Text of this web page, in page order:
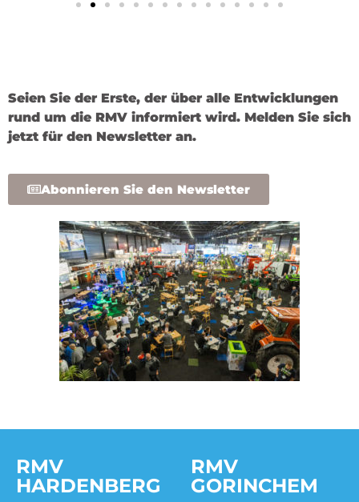
Seien Sie der Erste, der über alle Entwicklungen
rund um die RMV informiert wird. Melden Sie sich
jetzt für den Newsletter an.
Abonnieren Sie den Newsletter
RMV
HARDENBERG
RMV
GORINCHEM